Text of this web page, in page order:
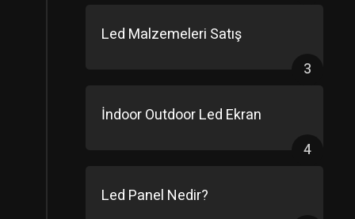
Led Malzemeleri Satış
3
İndoor Outdoor Led Ekran
4
Led Panel Nedir?